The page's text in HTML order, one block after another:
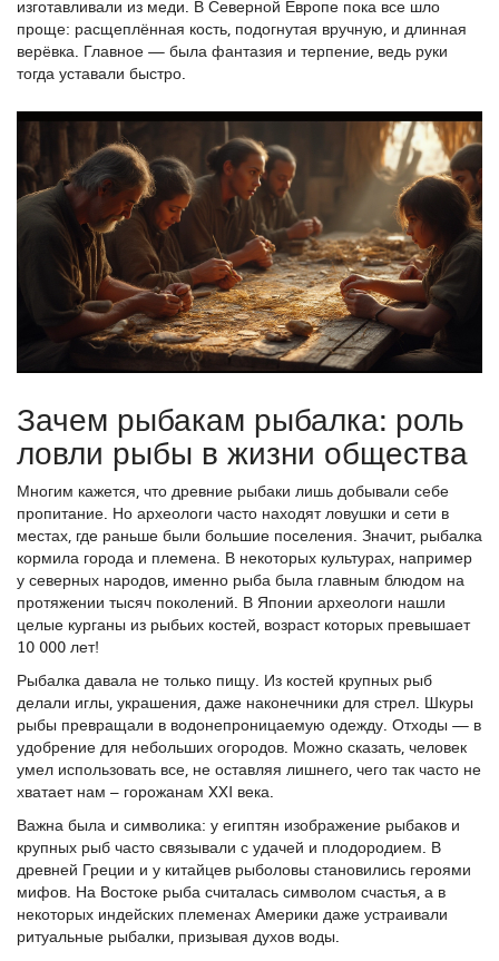
изготавливали из меди. В Северной Европе пока все шло
проще: расщеплённая кость, подогнутая вручную, и длинная
верёвка. Главное — была фантазия и терпение, ведь руки
тогда уставали быстро.
Зачем рыбакам рыбалка: роль
ловли рыбы в жизни общества
Многим кажется, что древние рыбаки лишь добывали себе
пропитание. Но археологи часто находят ловушки и сети в
местах, где раньше были большие поселения. Значит, рыбалка
кормила города и племена. В некоторых культурах, например
у северных народов, именно рыба была главным блюдом на
протяжении тысяч поколений. В Японии археологи нашли
целые курганы из рыбьих костей, возраст которых превышает
10 000 лет!
Рыбалка давала не только пищу. Из костей крупных рыб
делали иглы, украшения, даже наконечники для стрел. Шкуры
рыбы превращали в водонепроницаемую одежду. Отходы — в
удобрение для небольших огородов. Можно сказать, человек
умел использовать все, не оставляя лишнего, чего так часто не
хватает нам – горожанам XXI века.
Важна была и символика: у египтян изображение рыбаков и
крупных рыб часто связывали с удачей и плодородием. В
древней Греции и у китайцев рыболовы становились героями
мифов. На Востоке рыба считалась символом счастья, а в
некоторых индейских племенах Америки даже устраивали
ритуальные рыбалки, призывая духов воды.